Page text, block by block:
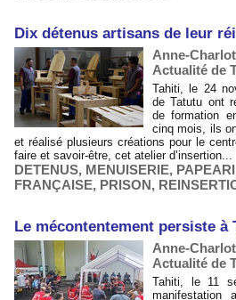
​Dix détenus artisans de leur
Anne-
Actualité de
Tahiti, le 24
de Tatutu ont
de formation
cinq mois, ils
et réalisé plusieurs créations pour le
faire et savoir-être, cet atelier d’insertion...
DETENUS, MENUISERIE, PAPEARI
FRANÇAISE, PRISON,
Le mécontentement persiste à
Anne-
Actualité de
Tahiti, le 11
manifestation